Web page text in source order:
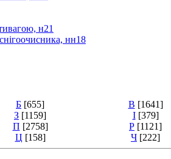
н21
нн18
Б [655] В [1641]
З [1159] І [379]
П [2758] Р [1121]
Ц [158] Ч [222]